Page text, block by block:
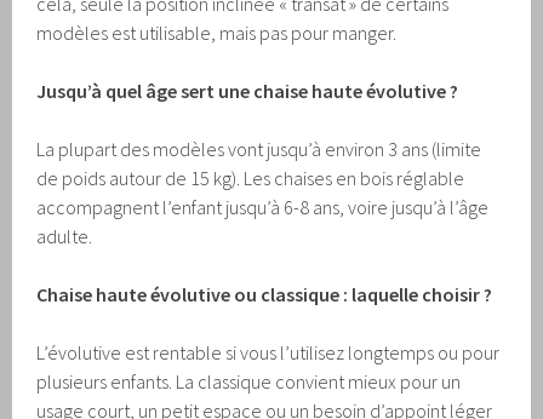
modèles est utilisable, mais pas pour manger.
Jusqu’à quel âge sert une chaise haute évolutive ?
La plupart des modèles vont jusqu’à environ 3 ans (limite
de poids autour de 15 kg). Les chaises en bois réglable
accompagnent l’enfant jusqu’à 6-8 ans, voire jusqu’à l’âge
adulte.
Chaise haute évolutive ou classique : laquelle choisir ?
L’évolutive est rentable si vous l’utilisez longtemps ou pour
plusieurs enfants. La classique convient mieux pour un
usage court, un petit espace ou un besoin d’appoint léger